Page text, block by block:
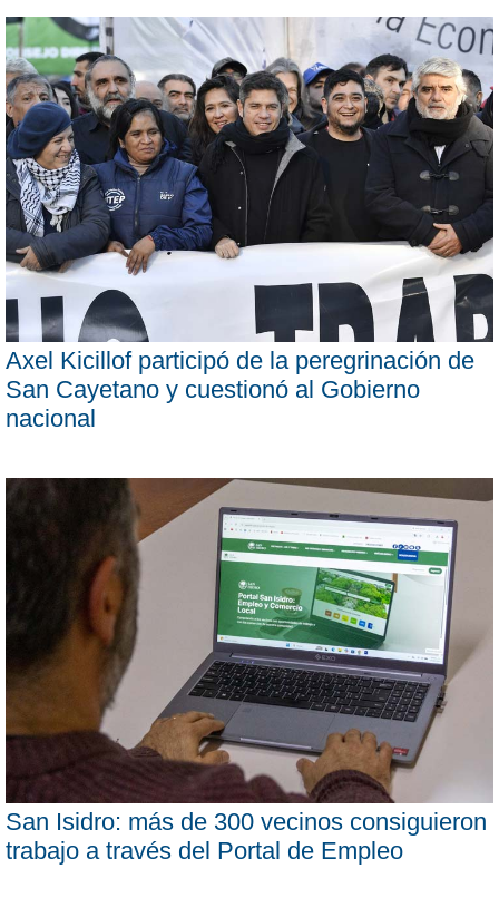
Axel Kicillof participó de la peregrinación de
San Cayetano y cuestionó al Gobierno
nacional
San Isidro: más de 300 vecinos consiguieron
trabajo a través del Portal de Empleo